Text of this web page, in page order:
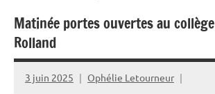
Matinée portes ouvertes au
Rolland
3 juin 2025 Ophélie Letourneur